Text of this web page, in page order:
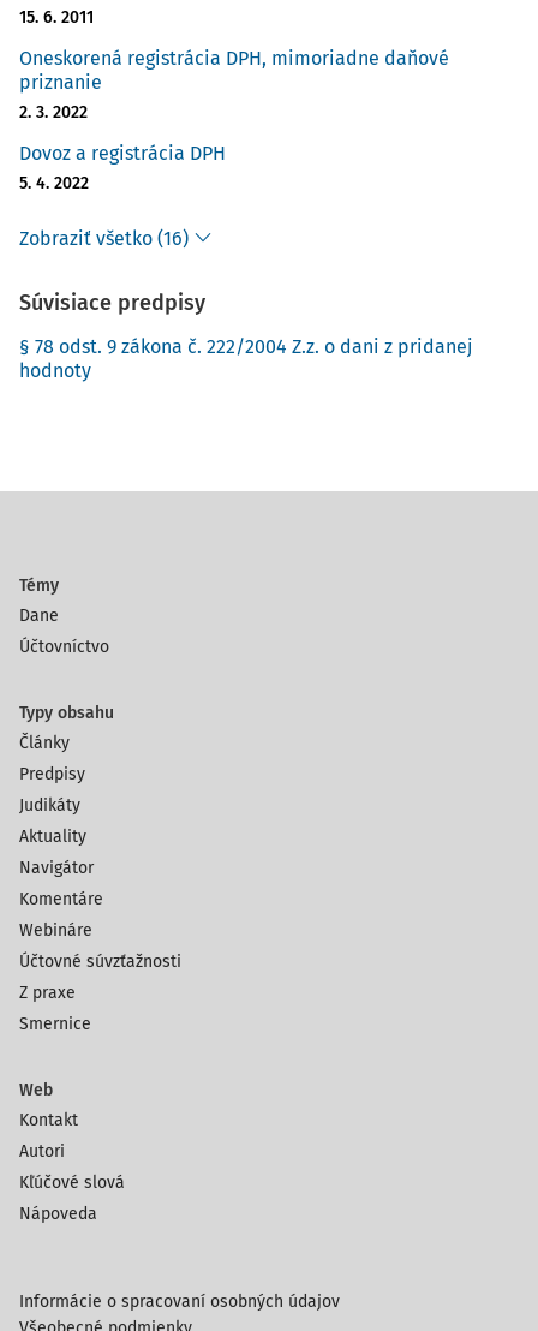
15. 6. 2011
Oneskorená registrácia DPH, mimoriadne daňové
priznanie
2. 3. 2022
Dovoz a registrácia DPH
5. 4. 2022
Zobraziť všetko (16)
Súvisiace predpisy
§ 78 odst. 9 zákona č. 222/2004 Z.z. o dani z pridanej
hodnoty
Témy
Dane
Účtovníctvo
Typy obsahu
Články
Predpisy
Judikáty
Aktuality
Navigátor
Komentáre
Webináre
Účtovné súvzťažnosti
Z praxe
Smernice
Web
Kontakt
Autori
Kľúčové slová
Nápoveda
Informácie o spracovaní osobných údajov